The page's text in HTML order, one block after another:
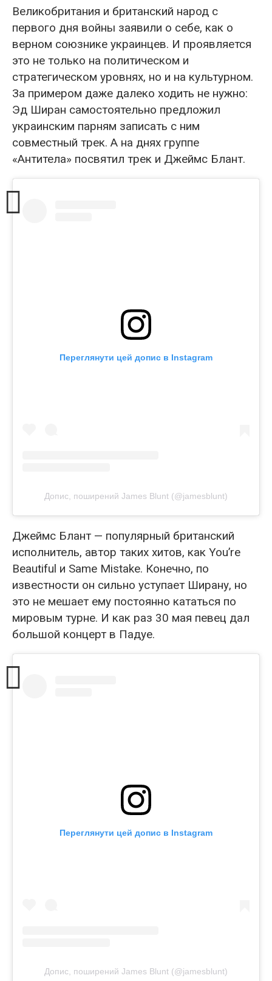
Великобритания и британский народ с
первого дня войны заявили о себе, как о
верном союзнике украинцев. И проявляется
это не только на политическом и
стратегическом уровнях, но и на культурном.
За примером даже далеко ходить не нужно:
Эд Ширан самостоятельно предложил
украинским парням записать с ним
совместный трек. А на днях группе
«Антитела» посвятил трек и Джеймс Блант.
Переглянути цей допис в Instagram
Допис, поширений James Blunt (@jamesblunt)
Джеймс Блант — популярный британский
исполнитель, автор таких хитов, как You’re
Beautiful и Same Mistake. Конечно, по
известности он сильно уступает Ширану, но
это не мешает ему постоянно кататься по
мировым турне. И как раз 30 мая певец дал
большой концерт в Падуе.
Переглянути цей допис в Instagram
Допис, поширений James Blunt (@jamesblunt)